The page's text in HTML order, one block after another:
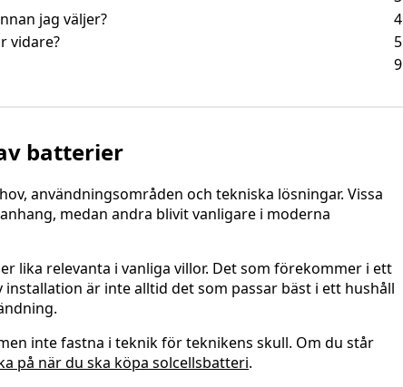
jag väljer?
4
vidare?
5
9
batterier
användningsområden och tekniska lösningar. Vissa
medan andra blivit vanligare i moderna
lika relevanta i vanliga villor. Det som förekommer i ett
är inte alltid det som passar bäst i ett hushåll
inte fastna i teknik för teknikens skull. Om du står
på när du ska köpa solcellsbatteri.